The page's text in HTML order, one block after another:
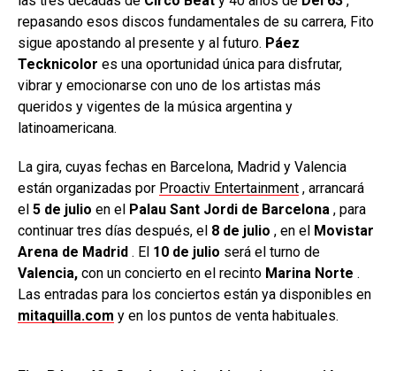
repasando esos discos fundamentales de su carrera, Fito
sigue apostando al presente y al futuro. Páez
Tecknicolor es una oportunidad única para disfrutar,
vibrar y emocionarse con uno de los artistas más
queridos y vigentes de la música argentina y
latinoamericana.
La gira, cuyas fechas en Barcelona, Madrid y Valencia
están organizadas por Proactiv Entertainment , arrancará
el 5 de julio en el Palau Sant Jordi de Barcelona , para
continuar tres días después, el 8 de julio , en el Movistar
Arena de Madrid . El 10 de julio será el turno de
Valencia, con un concierto en el recinto Marina Norte .
Las entradas para los conciertos están ya disponibles en
mitaquilla.com y en los puntos de venta habituales.